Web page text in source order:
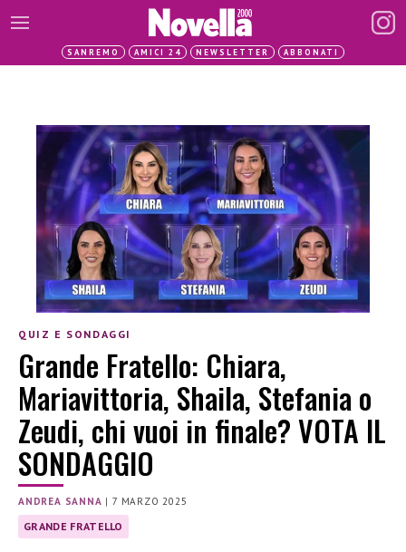
SANREMO AMICI 24 NEWSLETTER ABBONATI
QUIZ E SONDAGGI
Grande Fratello: Chiara,
Mariavittoria, Shaila, Stefania o
Zeudi, chi vuoi in finale? VOTA IL
SONDAGGIO
ANDREA SANNA |7 MARZO 2025
GRANDE FRATELLO